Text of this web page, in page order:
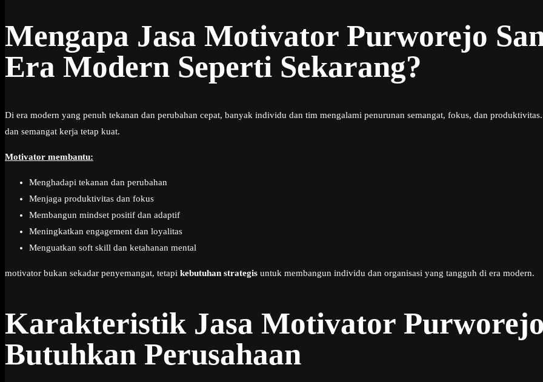
Mengapa Jasa Motivator Purworejo
Era Modern Seperti Sekarang?
Di era modern yang penuh tekanan dan perubahan cepat, banyak individu dan tim mengalami penurunan semangat, fokus, dan
dan semangat kerja tetap kuat.
Motivator membantu:
Menghadapi tekanan dan perubahan
Menjaga produktivitas dan fokus
Membangun mindset positif dan adaptif
Meningkatkan engagement dan loyalitas
Menguatkan soft skill dan ketahanan mental
motivator bukan sekadar penyemangat, tetapi kebutuhan strategis untuk membangun individu dan organisasi yang tangguh di era modern.
Karakteristik Jasa Motivator
Butuhkan Perusahaan